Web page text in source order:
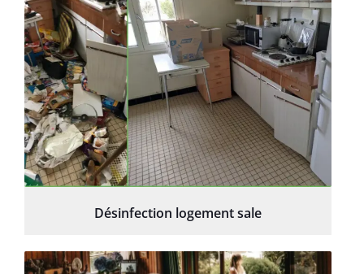
Désinfection logement sale